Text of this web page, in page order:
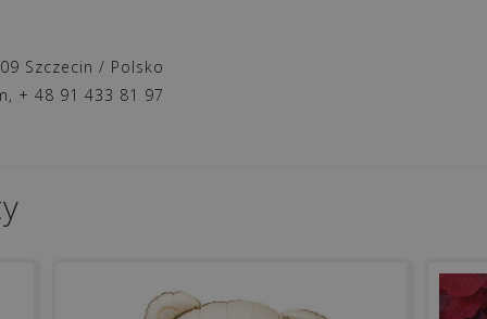
Szczecin / Polsko
+ 48 91 433 81 97